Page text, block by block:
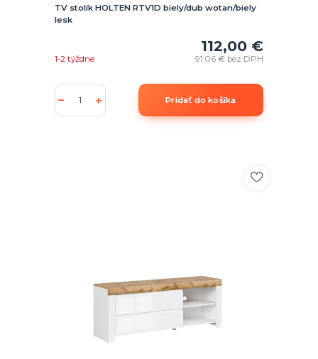
TV stolík HOLTEN RTV1D biely/dub wotan/biely
lesk
112,00 €
91,06 € bez DPH
1-2 týždne
Pridať do košíka